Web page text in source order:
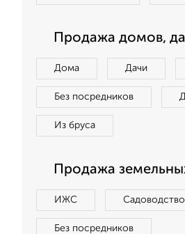
Продажа домов,
Дома Дачи
Без посредников
Из бруса
Продажа
ИЖС Садоводство
Без посредников